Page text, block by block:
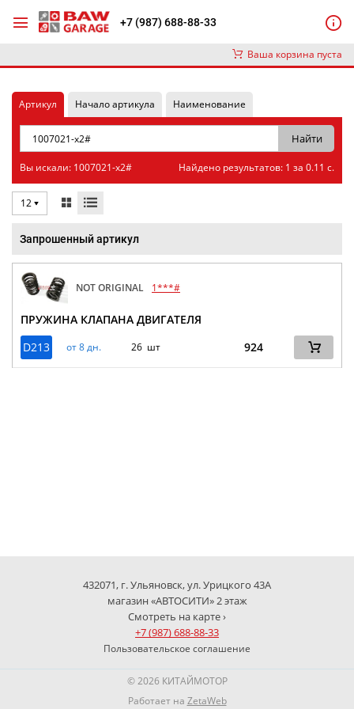
+7 (987) 688-88-33
Ваша корзина пуста
Артикул Начало артикула Наименование
Вы искали: 1007021-x2# Найдено результатов: 1 за 0.11 с.
12
Запрошенный артикул
NOT ORIGINAL 1***#
ПРУЖИНА КЛАПАНА ДВИГАТЕЛЯ
D213
от 8 дн. 26 шт 924
432071, г. Ульяновск, ул. Урицкого 43А
магазин «АВТОСИТИ» 2 этаж
Смотреть на карте ›
+7 (987) 688-88-33
Пользовательское соглашение
© 2026 КИТАЙМОТОР
Работает на ZetaWeb